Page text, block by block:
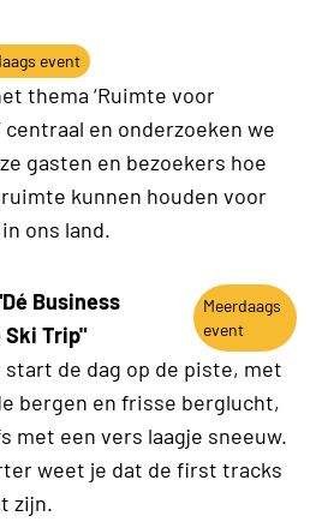
event
thema ‘Ruimte voor
centraal en onderzoeken we
gasten en bezoekers hoe
kunnen houden voor
ons land.
Business
Ski Trip"
Meerdaags
event
start de dag op de piste, met
bergen en frisse berglucht,
met een vers laagje sneeuw.
weet je dat de first tracks
zijn.